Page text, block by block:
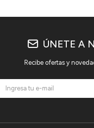
ÚNETE A
Recibe ofertas y